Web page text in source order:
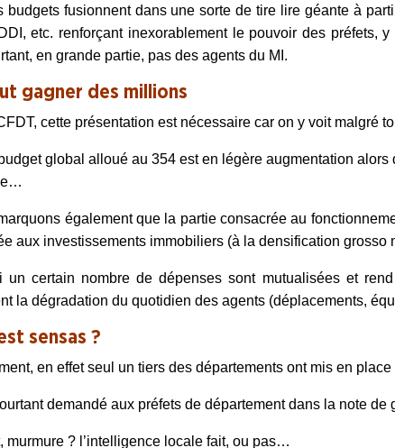
budgets fusionnent dans une sorte de tire lire géante à
etc. renforçant inexorablement le pouvoir des
en grande partie, pas des agents du MI.
gagner des millions
cette présentation est nécessaire car on y voit malgré
global alloué au 354 est en légère augmentation
également que la partie consacrée au
aux investissements immobiliers (à la densification grosso
un certain nombre de dépenses sont mutualisées et
la dégradation du quotidien des agents (déplacements,
sensas ?
en effet seul un tiers des départements ont mis en place
demandé aux préfets de département dans la note de
murmure ? l’intelligence locale fait, ou pas…